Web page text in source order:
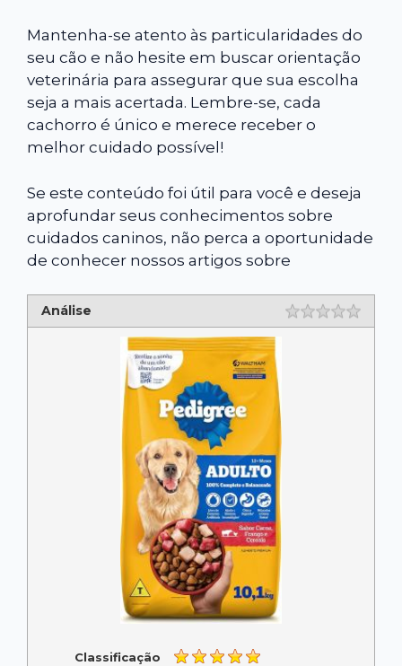
Mantenha-se atento às particularidades do
seu cão e não hesite em buscar orientação
veterinária para assegurar que sua escolha
seja a mais acertada. Lembre-se, cada
cachorro é único e merece receber o
melhor cuidado possível!
Se este conteúdo foi útil para você e deseja
aprofundar seus conhecimentos sobre
cuidados caninos, não perca a oportunidade
de conhecer nossos artigos sobre
Análise Rating
Classificação